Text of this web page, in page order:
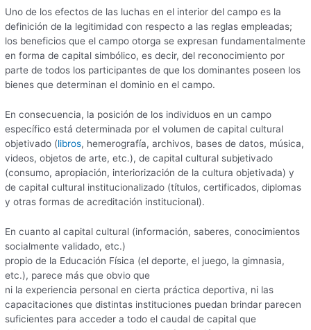
Uno de los efectos de las luchas en el interior del campo es la
definición de la legitimidad con respecto a las reglas empleadas;
los beneficios que el campo otorga se expresan fundamentalmente
en forma de capital simbólico, es decir, del reconocimiento por
parte de todos los participantes de que los dominantes poseen los
bienes que determinan el dominio en el campo.
En consecuencia, la posición de los individuos en un campo
específico está determinada por el volumen de capital cultural
objetivado (libros, hemerografía, archivos, bases de datos, música,
videos, objetos de arte, etc.), de capital cultural subjetivado
(consumo, apropiación, interiorización de la cultura objetivada) y
de capital cultural institucionalizado (títulos, certificados, diplomas
y otras formas de acreditación institucional).
En cuanto al capital cultural (información, saberes, conocimientos
socialmente validado, etc.)
propio de la Educación Física (el deporte, el juego, la gimnasia,
etc.), parece más que obvio que
ni la experiencia personal en cierta práctica deportiva, ni las
capacitaciones que distintas instituciones puedan brindar parecen
suficientes para acceder a todo el caudal de capital que